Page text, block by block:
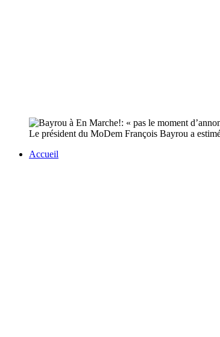
Le président du MoDem François Bayrou a
Accueil